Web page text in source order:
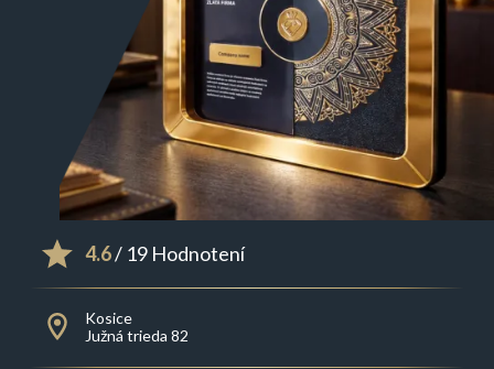
4.6/ 19 Hodnotení
Kosice
Južná trieda 82